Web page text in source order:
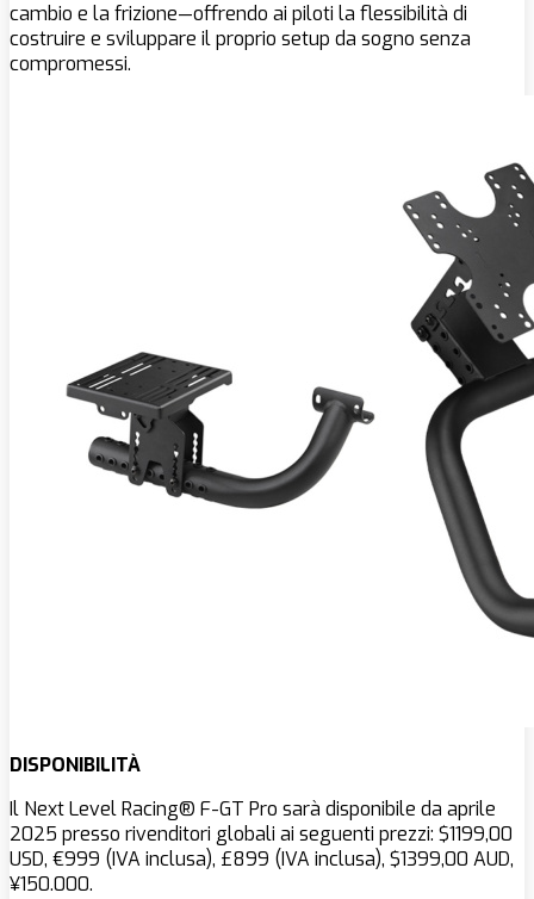
cambio e la frizione—offrendo ai piloti la flessibilità di
costruire e sviluppare il proprio setup da sogno senza
compromessi.
DISPONIBILITÀ
Il Next Level Racing® F-GT Pro sarà disponibile da aprile
2025 presso rivenditori globali ai seguenti prezzi: $‌1199,00
USD, €999 (IVA inclusa), £899 (IVA inclusa), $‌1399,00 AUD,
¥150.000.